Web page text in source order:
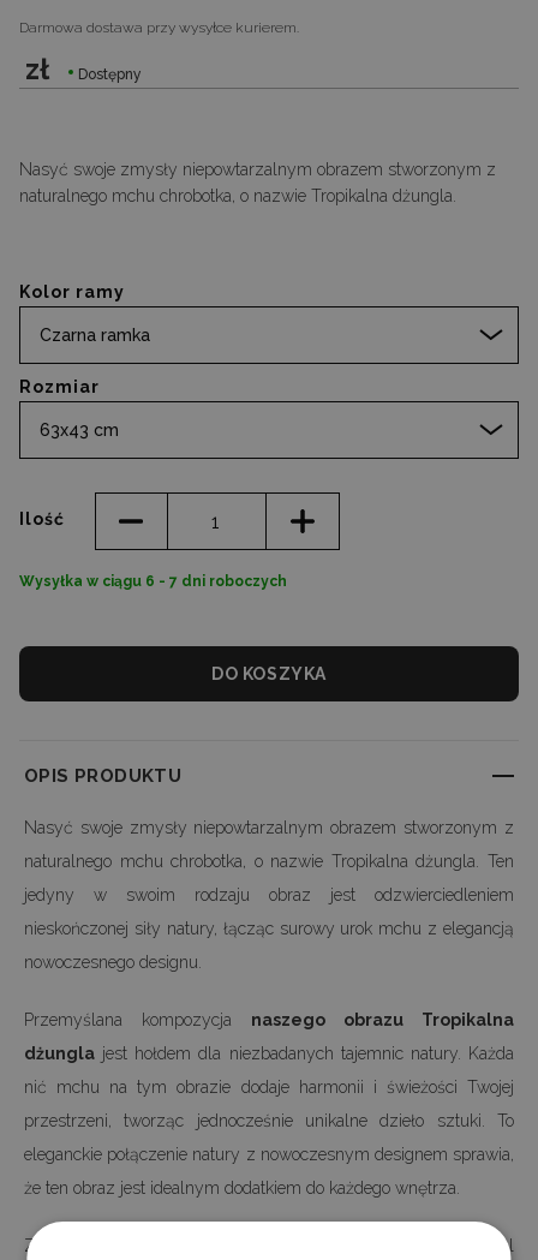
Darmowa dostawa przy wysyłce kurierem.
zł Dostępny
Nasyć swoje zmysły niepowtarzalnym obrazem stworzonym z
naturalnego mchu chrobotka, o nazwie Tropikalna dżungla.
Wysyłka w ciągu 6 - 7 dni roboczych
Kolor ramy
Czarna ramka
Rozmiar
63x43 cm
Ilość
DO KOSZYKA
OPIS PRODUKTU
Nasyć swoje zmysły niepowtarzalnym obrazem stworzonym z
naturalnego mchu chrobotka, o nazwie Tropikalna dżungla. Ten
jedyny w swoim rodzaju obraz jest odzwierciedleniem
nieskończonej siły natury, łącząc surowy urok mchu z elegancją
nowoczesnego designu.
Przemyślana kompozycja naszego obrazu Tropikalna
dżungla jest hołdem dla niezbadanych tajemnic natury. Każda
nić mchu na tym obrazie dodaje harmonii i świeżości Twojej
przestrzeni, tworząc jednocześnie unikalne dzieło sztuki. To
eleganckie połączenie natury z nowoczesnym designem sprawia,
że ten obraz jest idealnym dodatkiem do każdego wnętrza.
Zanurz się w wyjątkowy klimat jaki oferuje ten obraz. Każdy detal